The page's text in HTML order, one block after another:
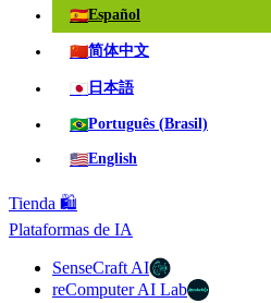
🇪🇸Español
🇨🇳简体中文
🇯🇵 日本語
🇧🇷Português (Brasil)
🇺🇸English
Tienda 🛍️
Plataformas de IA
SenseCraft AI
reComputer AI Lab